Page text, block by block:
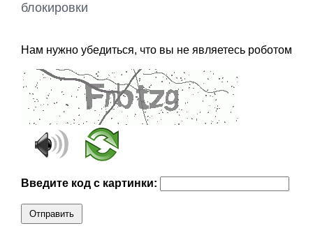
блокировки
Нам нужно убедиться, что вы не являетесь роботом
Введите код с картинки:
Отправить